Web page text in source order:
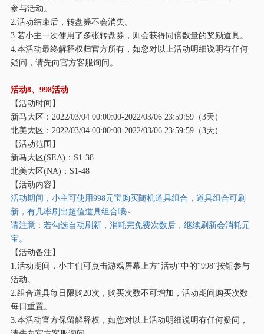
参与活动。
2.活动结束后，转盘券不会消失。
3.若小主一次使用了多张转盘券，则会获得同倍数量的奖励道具。
4.本活动最终解释权归官方所有，如您对以上活动明细说明有任何
疑问，请先向官方客服询问。
活动8、998活动
【活动时间】
新马大区： 2022/03/04 00:00:00-2022/03/06 23:59:59（3天）
北美大区： 2022/03/04 00:00:00-2022/03/06 23:59:59（3天）
【活动范围】
新马大区(SEA)：S1-38
北美大区(NA)：S1-48
【活动内容】
活动期间，小主可使用998元宝购买随机道具组合，道具组合可刷
新，有几率刷出超值道具组合哦~
请注意：若勾选自动刷新，消耗完免费次数后，继续刷新会消耗元
宝。
【活动备注】
1.活动期间，小主们可点击游戏屏幕上方“活动”中的“998”按钮参与
活动。
2.组合道具每日限购20次，购买次数不可增加，活动期间购买次数
每日重置。
3.本活动官方保留解释权，如您对以上活动明细说明有任何疑问，